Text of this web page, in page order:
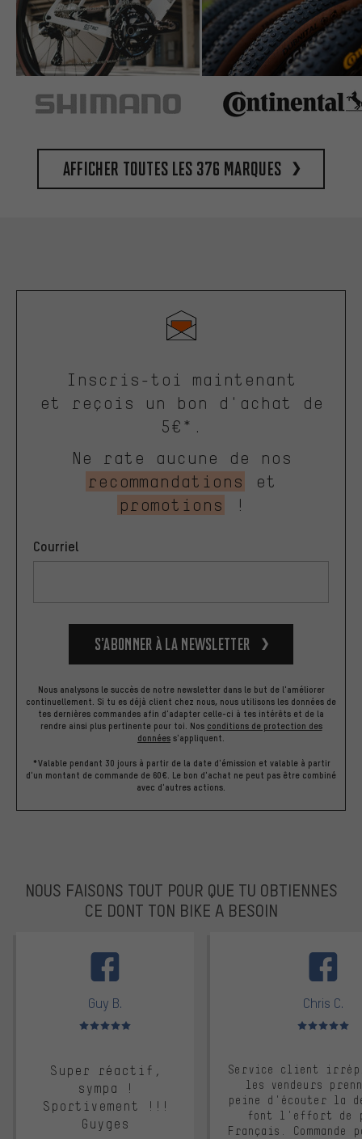
Afficher toutes les 376 marques
Inscris-toi maintenant
et reçois un bon d'achat de
5€*.
Ne rate aucune de nos
recommandations
et
promotions
!
Courriel
S’abonner à la newsletter
Nous analysons le succès de notre newsletter dans le but de l'améliorer
continuellement. Si tu es déjà client chez nous, nous utilisons les données de
tes dernières commandes afin d'adapter celle-ci à tes intérêts et de la
rendre ainsi plus pertinente pour toi. Nos conditions de protection des
données s'appliquent.
*Valable pendant 30 jours à partir de la date d'émission et valable à partir
d'un montant de commande de 60€. Le bon d'achat ne peut pas être combiné
avec d'autres actions.
NOUS FAISONS TOUT POUR QUE TU OBTIENNES
CE DONT TON BIKE A BESOIN
Guy B.
Note moyenne : 5 sur 5
Super réactif,
sympa !
Sportivement !!!
Guyges
Chris C.
Note moyenne :
Service client
les vendeurs
peine d'écouter la
font l'effort de
Français. Commande